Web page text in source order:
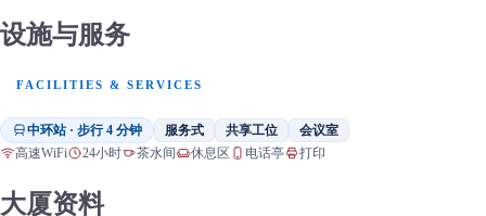
设施与服务
FACILITIES & SERVICES
中环站 · 步行 4 分钟 服务式 共享工位 会议室
高速WiFi 24小时 茶水间 休息区 电话亭 打印
大厦资料